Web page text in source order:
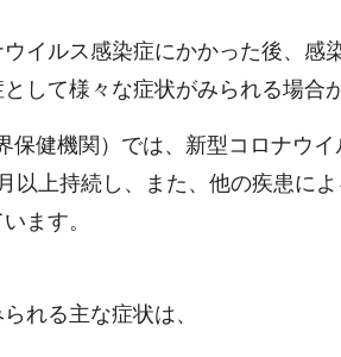
イルス感染症にかかった後、感
して様々な症状がみられる場合
保健機関）では、新型コロナウ
以上持続し、また、他の疾患に
ます。
れる主な症状は、